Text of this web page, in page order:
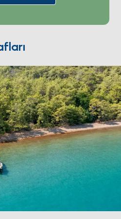
Plajı'na ulaşıyor — caretta
beach club dışında boş.
açık; kaplumbağa
Ağustos, çıkışlar Eylül'de.